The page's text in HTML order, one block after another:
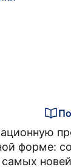
форме:
самых